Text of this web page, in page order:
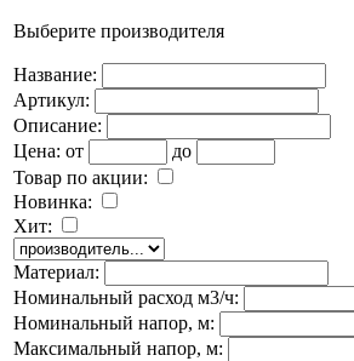
Выберите производителя
Название:
Артикул:
Описание:
Цена: от
до
Товар по акции:
Новинка:
Хит:
Материал:
Номинальный расход м3/ч:
Номинальный напор, м:
Максимальный напор, м: